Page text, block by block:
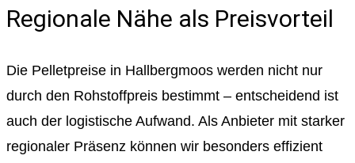
Regionale Nähe als Preisvorteil
Die Pelletpreise in Hallbergmoos werden nicht nur
durch den Rohstoffpreis bestimmt – entscheidend ist
auch der logistische Aufwand. Als Anbieter mit starker
regionaler Präsenz können wir besonders effizient